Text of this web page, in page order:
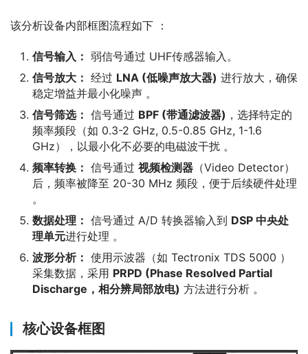
该分析设备内部框图流程如下 ：
信号输入： 弱信号通过 UHF传感器输入。
信号放大： 经过 LNA (低噪声放大器) 进行放大，确保
稳定增益并最小化噪声 。
信号筛选： 信号通过 BPF (带通滤波器) ，选择特定的
频率频段（如 0.3-2 GHz, 0.5-0.85 GHz, 1-1.6
GHz），以最小化不必要的电磁波干扰 。
频率转换： 信号通过 视频检测器 （Video Detector）
后，频率被降至 20-30 MHz 频段，便于后续硬件处理
。
数据处理： 信号通过 A/D 转换器输入到 DSP 中央处
理单元进行处理 。
波形分析： 使用示波器（如 Tectronix TDS 5000 ）
采集数据，采用 PRPD (Phase Resolved Partial
Discharge，相分辨局部放电) 方法进行分析 。
核心设备框图